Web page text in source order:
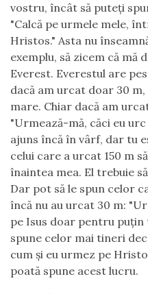
vostru, încât să puteţi
"Calcă pe urmele mele,
Hristos." Asta nu
exemplu, să zicem că mă
Everest. Everestul are
dacă am urcat doar 30
mare. Chiar dacă am
"Urmează-mă, căci eu
ajuns încă în vârf, dar tu
celui care a urcat 150 m
înaintea mea. El trebuie
Dar pot să le spun celor
încă nu au urcat 30 m:
pe Isus doar pentru
spune celor mai tineri
cum şi eu urmez pe
poată spune acest lucru.